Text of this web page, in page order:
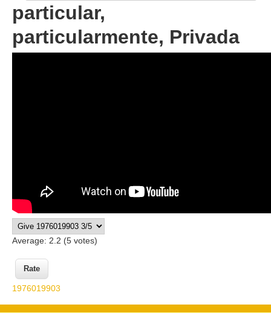
particular,
particularmente, Privada
Average: 2.2 (5 votes)
1976019903